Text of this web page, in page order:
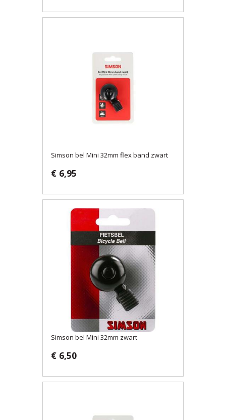
Simson bel Mini 32mm flex band zwart
€ 6,95
Simson bel Mini 32mm zwart
€ 6,50